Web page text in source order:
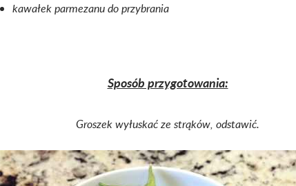
kawałek parmezanu do przybrania
Sposób przygotowania:
Groszek wyłuskać ze strąków, odstawić.